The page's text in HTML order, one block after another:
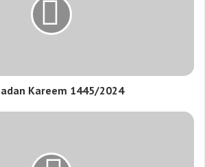
Kareem 1445/2024